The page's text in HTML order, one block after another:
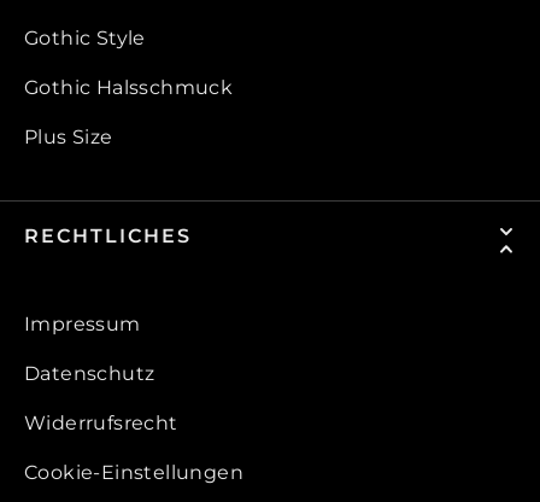
Gothic Style
Gothic Halsschmuck
Plus Size
RECHTLICHES
Impressum
Datenschutz
Widerrufsrecht
Cookie-Einstellungen